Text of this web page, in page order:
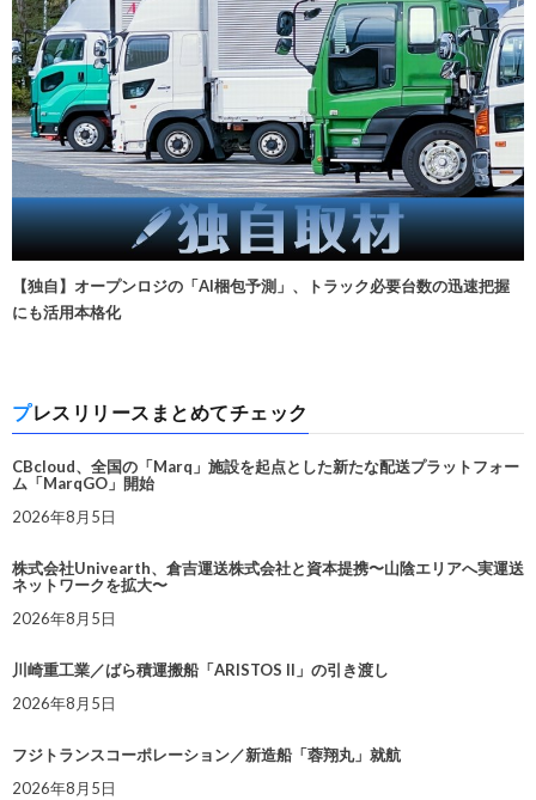
【独自】オープンロジの「AI梱包予測」、トラック必要台数の迅速把握
にも活用本格化
プレスリリースまとめてチェック
CBcloud、全国の「Marq」施設を起点とした新たな配送プラットフォー
ム「MarqGO」開始
2026年8月5日
株式会社Univearth、倉吉運送株式会社と資本提携〜山陰エリアへ実運送
ネットワークを拡大〜
2026年8月5日
川崎重工業／ばら積運搬船「ARISTOS II」の引き渡し
2026年8月5日
フジトランスコーポレーション／新造船「蓉翔丸」就航
2026年8月5日